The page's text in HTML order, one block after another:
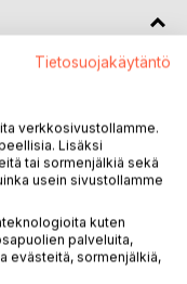
Näkijä. Hän oli
maailman
kaiken.
hylätyn
itsestään
huhutaan
joka muistelee
urkujen ääressä.
Tietosuojakäytäntö
verkkosivustollamme.
Lisäksi
tai sormenjälkiä sekä
usein sivustollamme
kuten
palveluita,
evästeitä, sormenjälkiä,